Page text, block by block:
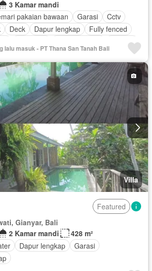
3 Kamar mandi
pakaian bawaan Garasi
Cctv
Deck Dapur lengkap
Fully fenced
Internet
area
Pemandangan panorama
Keamanan
Ruang layanan
Teras Televisi Keamanan 24 jam
Air
air Wifi
Halaman
lalu masuk - PT Thana San Tanah Bali
Villa
Featured
Gianyar, Bali
2 Kamar mandi
428 m²
Dapur lengkap
Garasi